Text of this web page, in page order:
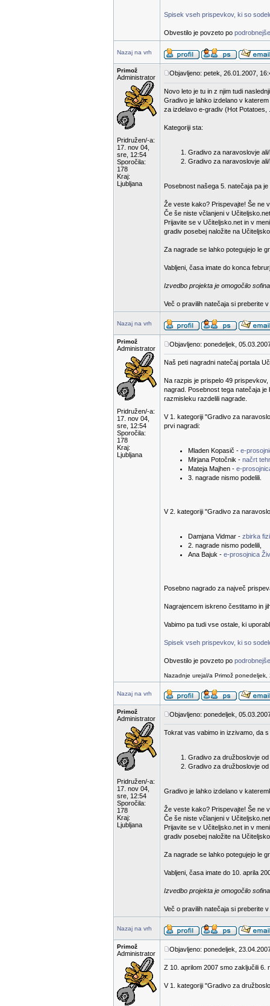
Spisek vseh prispevkov, ki so
Obvestilo je povzeto po
Nazaj na vrh
Primož
Administrator
Pridružen/-a:
17. nov 04,
sre, 12:54
Sporočila:
178
Kraj:
Ljubljana
Objavljeno: petek, 26.01.2007,
Novo leto je tu in z njim tudi
Gradivo je lahko izdelano v
za izdelavo e-gradiv (Hot Potatoes,
Kategoriji sta:
Gradivo za naravoslovje
Gradivo za naravoslovje
Posebnost našega 5. natečaja pa
Že veste kako? Prispevajte! Še ne
Če še niste včlanjeni v
Prijavite se v Učiteljsko.net in v
gradiv posebej naložite na
Za nagrade se lahko potegujejo le
Vabljeni, časa imate do konca
Izvedbo projekta je omogočilo
Več o pravilih natečaja si preberite v
Nazaj na vrh
Primož
Administrator
Pridružen/-a:
17. nov 04,
sre, 12:54
Sporočila:
178
Kraj:
Ljubljana
Objavljeno: ponedeljek,
Naš peti nagradni natečaj portala
Na razpis je prispelo 49
nagrad. Posebnost tega natečaja
razmisleku razdelili nagrade.
V 1. kategoriji "Gradivo za
prvi nagradi:
Mladen Kopasič - e-
Mirjana Potočnik - načrt
Mateja Majhen - e-
3. nagrade nismo podelili.
V 2. kategoriji "Gradivo za
Damjana Vidmar - zbirka
2. nagrade nismo podelili,
Ana Bajuk - e-prosojnica
Posebno nagrado za največ
Nagrajencem iskreno čestitamo in
Vabimo pa tudi vse ostale, ki
Spisek vseh prispevkov, ki so
Obvestilo je povzeto po
Nazadnje urejal/a Primož
Nazaj na vrh
Primož
Administrator
Pridružen/-a:
17. nov 04,
sre, 12:54
Sporočila:
178
Kraj:
Ljubljana
Objavljeno: ponedeljek,
Tokrat vas vabimo in izzivamo, da
Gradivo za družboslovje
Gradivo za družboslovje
Gradivo je lahko izdelano v
Že veste kako? Prispevajte! Še ne
Če še niste včlanjeni v
Prijavite se v Učiteljsko.net in v
gradiv posebej naložite na
Za nagrade se lahko potegujejo le
Vabljeni, časa imate do 10. aprila
Izvedbo projekta je omogočilo
Več o pravilih natečaja si preberite v
Nazaj na vrh
Primož
Administrator
Objavljeno: ponedeljek,
Z 10. aprilom 2007 smo zaključili 6.
V 1. kategoriji "Gradivo za